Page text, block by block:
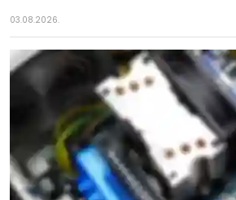
03.08.2026.